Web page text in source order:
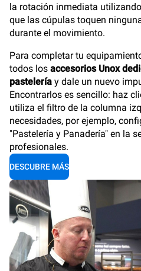
la rotación inmediata
que las cúpulas toquen
durante el movimiento.
Para completar tu
todos los accesorios Unox
pastelería y dale un nuevo
Encontrarlos es sencillo: haz
utiliza el filtro de la columna
necesidades, por ejemplo,
"Pastelería y Panadería" en la
profesionales.
DESCUBRE MÁS